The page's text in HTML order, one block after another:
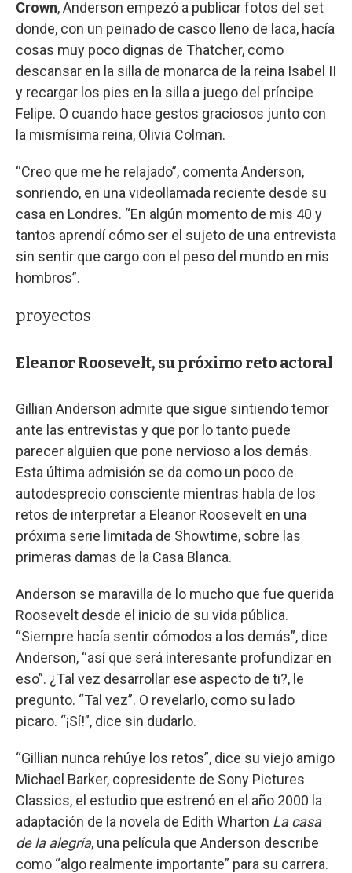
Crown, Anderson empezó a publicar fotos del set
donde, con un peinado de casco lleno de laca, hacía
cosas muy poco dignas de Thatcher, como
descansar en la silla de monarca de la reina Isabel II
y recargar los pies en la silla a juego del príncipe
Felipe. O cuando hace gestos graciosos junto con
la mismísima reina, Olivia Colman.
“Creo que me he relajado”, comenta Anderson,
sonriendo, en una videollamada reciente desde su
casa en Londres. “En algún momento de mis 40 y
tantos aprendí cómo ser el sujeto de una entrevista
sin sentir que cargo con el peso del mundo en mis
hombros”.
proyectos
Eleanor Roosevelt, su próximo reto actoral
Gillian Anderson admite que sigue sintiendo temor
ante las entrevistas y que por lo tanto puede
parecer alguien que pone nervioso a los demás.
Esta última admisión se da como un poco de
autodesprecio consciente mientras habla de los
retos de interpretar a Eleanor Roosevelt en una
próxima serie limitada de Showtime, sobre las
primeras damas de la Casa Blanca.
Anderson se maravilla de lo mucho que fue querida
Roosevelt desde el inicio de su vida pública.
“Siempre hacía sentir cómodos a los demás”, dice
Anderson, “así que será interesante profundizar en
eso”. ¿Tal vez desarrollar ese aspecto de ti?, le
pregunto. “Tal vez”. O revelarlo, como su lado
picaro. “¡Sí!”, dice sin dudarlo.
“Gillian nunca rehúye los retos”, dice su viejo amigo
Michael Barker, copresidente de Sony Pictures
Classics, el estudio que estrenó en el año 2000 la
adaptación de la novela de Edith Wharton La casa
de la alegría, una película que Anderson describe
como “algo realmente importante” para su carrera.